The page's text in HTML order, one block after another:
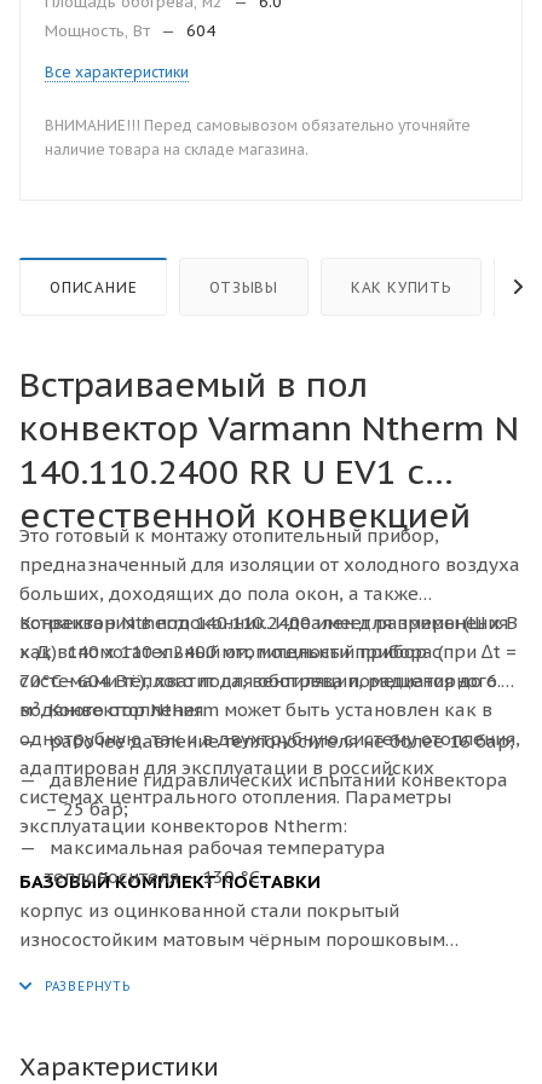
Мощность, Вт
— 604
Все характеристики
ВНИМАНИЕ!!! Перед самовывозом обязательно уточняйте
наличие товара на складе магазина.
ОПИСАНИЕ ОТЗЫВЫ КАК КУПИТЬ
Встраиваемый в пол
конвектор Varmann Ntherm N
140.110.2400 RR U EV1 с
естественной конвекцией
Это готовый к монтажу отопительный прибор,
предназначенный для изоляции от холодного воздуха
больших, доходящих до пола окон, а также
встраивания в подоконник. Идеален для применения
как вспомогательный отопительный прибор с
системами тёплого пола, вентиляции, радиаторного
водяного отопления.
Конвектор Ntherm 140.110.2400 имеет размеры (Ш x В
x Д): 140 х 110 х 2400 мм, мощности прибора (при ∆t =
70°C - 604 Вт.), хватит для обогрева помещения до 6.0
м². Конвектор Ntherm может быть установлен как в
однотрубную, так и в двухтрубную систему отопления,
адаптирован для эксплуатации в российских
системах центрального отопления. Параметры
эксплуатации конвекторов Ntherm:
рабочее давление теплоносителя не более 16 бар;
давление гидравлических испытаний конвектора
– 25 бар;
максимальная рабочая температура
теплоносителя – 130 °С.
БАЗОВЫЙ КОМПЛЕКТ ПОСТАВКИ
корпус из оцинкованной стали покрытый
износостойким матовым чёрным порошковым
декоративная рамка по периметру корпуса из
выполненная в цвет решетки, с черной полосой из
Характеристики